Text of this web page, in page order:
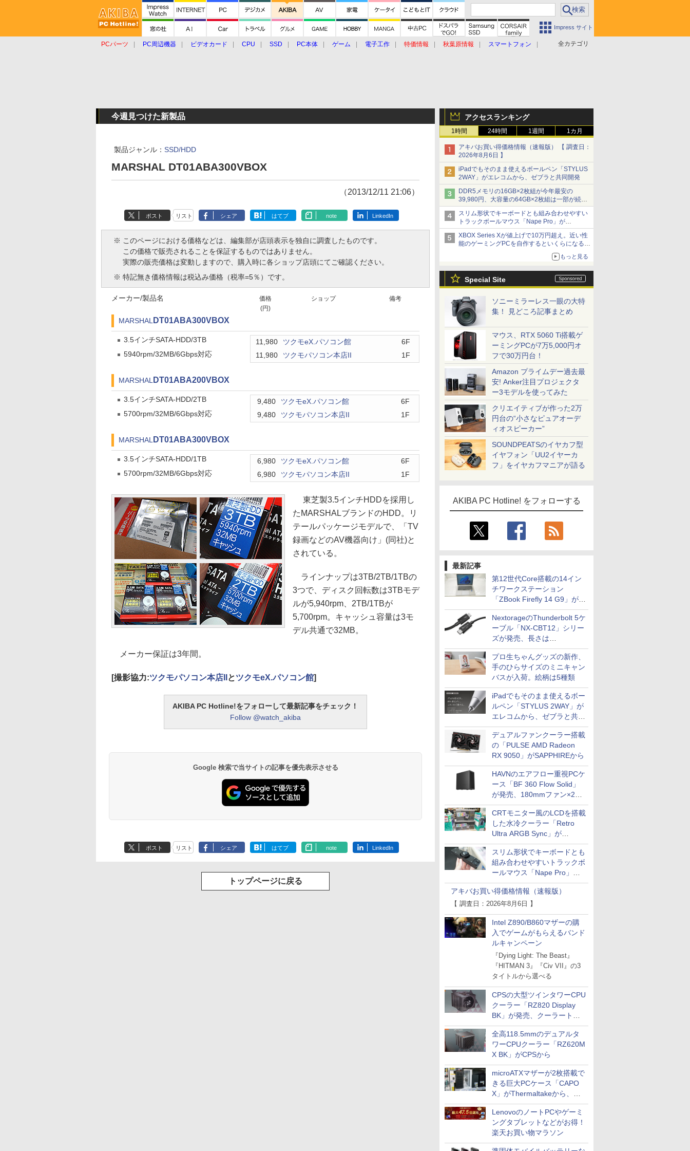
Impress サイト
全カテゴリ
PCパーツ PC周辺機器 ビデオカード CPU SSD PC本体 ゲーム 電子工作 特価情報 秋葉原情報
スマートフォン
アクセスランキング
1時間 24時間 1週間 1カ月
アキバお買い得価格情報（速報版） 【 調査日：
2026年8月6日 】
iPadでもそのまま使えるボールペン「STYLUS
2WAY」がエレコムから、ゼブラと共同開発
DDR5メモリの16GB×2枚組が今年最安の
39,980円、大容量の64GB×2枚組は一部が続騰
[8月前半のメモリ価格]
スリム形状でキーボードとも組み合わせやすい
トラックボールマウス「Nape Pro」が
Keychronから
XBOX Series Xが値上げで10万円超え。近い性
能のゲーミングPCを自作するといくらになる？
【石田賀津男の『酒の肴にPCゲーム』】
もっと見る
Special Site
ソニーミラーレス一眼の大特
集！ 見どころ記事まとめ
マウス、RTX 5060 Ti搭載ゲ
ーミングPCが7万5,000円オ
フで30万円台！
Amazon プライムデー過去最
安! Anker注目プロジェクタ
ー3モデルを使ってみた
クリエイティブが作った2万
円台の“小さなピュアオーデ
ィオスピーカー”
SOUNDPEATSのイヤカフ型
イヤフォン「UU2イヤーカ
フ」をイヤカフマニアが語る
AKIBA PC Hotline! をフォローする
最新記事
第12世代Core搭載の14イン
チワークステーション
「ZBook Firefly 14 G9」が
79,800円！秋葉原で中古PC
セール
NextorageのThunderbolt 5ケ
ーブル「NX-CBT12」シリー
ズが発売、長さは
30cm/50cm/1mの3種類
プロ生ちゃんグッズの新作、
手のひらサイズのミニキャン
バスが入荷。絵柄は5種類
iPadでもそのまま使えるボー
ルペン「STYLUS 2WAY」が
エレコムから、ゼブラと共同
開発
デュアルファンクーラー搭載
の「PULSE AMD Radeon
RX 9050」がSAPPHIREから
HAVNのエアフロー重視PCケ
ース「BF 360 Flow Solid」
が発売、180mmファン×2搭
載
CRTモニター風のLCDを搭載
した水冷クーラー「Retro
Ultra ARGB Sync」が
Thermaltakeから
スリム形状でキーボードとも
組み合わせやすいトラックボ
ールマウス「Nape Pro」が
Keychronから
アキバお買い得価格情報（速報版）
【 調査日：2026年8月6日 】
Intel Z890/B860マザーの購
入でゲームがもらえるバンド
ルキャンペーン
『Dying Light: The Beast』
『HITMAN 3』『Civ VII』の3
タイトルから選べる
CPSの大型ツインタワーCPU
クーラー「RZ820 Display
BK」が発売、クーラートッ
プに5インチ液晶搭載
全高118.5mmのデュアルタ
ワーCPUクーラー「RZ620M
X BK」がCPSから
microATXマザーが2枚搭載で
きる巨大PCケース「CAPO
X」がThermaltakeから、カ
ラーは2色
LenovoのノートPCやゲーミ
ングタブレットなどがお得！
楽天お買い物マラソン
今週見つけた新製品
製品ジャンル： SSD/HDD
MARSHAL DT01ABA300VBOX
（2013/12/11 21:06）
ポスト リスト シェア はてブ note LinkedIn
※ このページにおける価格などは、編集部が店頭表示を独自に調査したものです。
この価格で販売されることを保証するものではありません。
実際の販売価格は変動しますので、購入時に各ショップ店頭にてご確認ください。
※ 特記無き価格情報は税込み価格（税率=5％）です。
価格
(円)
ショップ 備考
メーカー/製品名
MARSHAL DT01ABA300VBOX
3.5インチSATA-HDD/3TB
5940rpm/32MB/6Gbps対応
11,980 ツクモeX.パソコン館
6F
11,980
ツクモパソコン本店II 1F
MARSHAL DT01ABA200VBOX
3.5インチSATA-HDD/2TB
5700rpm/32MB/6Gbps対応
9,480 ツクモeX.パソコン館
6F
9,480
ツクモパソコン本店II 1F
MARSHAL DT01ABA300VBOX
3.5インチSATA-HDD/1TB
5700rpm/32MB/6Gbps対応
6,980 ツクモeX.パソコン館
6F
6,980
ツクモパソコン本店II 1F
東芝製3.5インチHDDを採用し
たMARSHALブランドのHDD。リ
テールパッケージモデルで、「TV
録画などのAV機器向け」(同社)と
されている。
ラインナップは3TB/2TB/1TBの
3つで、ディスク回転数は3TBモデ
ルが5,940rpm、2TB/1TBが
5,700rpm。キャッシュ容量は3モ
デル共通で32MB。
メーカー保証は3年間。
[撮影協力:ツクモパソコン本店II とツクモeX.パソコン館]
AKIBA PC Hotline!をフォローして最新記事をチェック！
Follow @watch_akiba
Google 検索で当サイトの記事を優先表示させる
ポスト リスト シェア はてブ note LinkedIn
トップページに戻る